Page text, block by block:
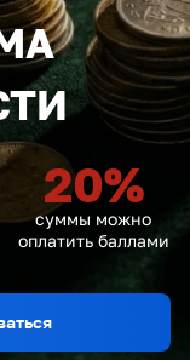
20%
суммы можно
оплатить баллами